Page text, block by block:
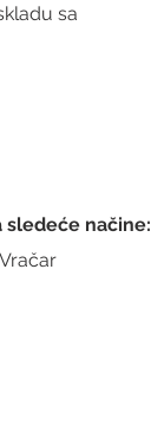
sa
sledeće načine: